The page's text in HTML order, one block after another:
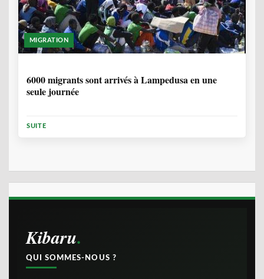
MIGRATION
6000 migrants sont arrivés à Lampedusa en une
seule journée
SUITE
Kibaru
QUI SOMMES-NOUS ?